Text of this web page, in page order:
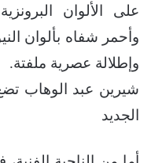
على الألوان
وأحمر شفاه بألوان
وإطلالة عصرية ملفتة.
شيرين عبد الوهاب
الجديد